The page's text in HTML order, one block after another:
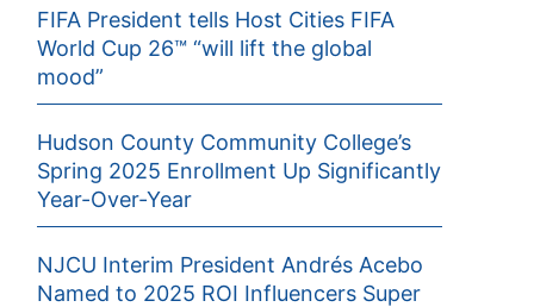
FIFA President tells Host Cities FIFA
World Cup 26™ “will lift the global
mood”
Hudson County Community College’s
Spring 2025 Enrollment Up Significantly
Year-Over-Year
NJCU Interim President Andrés Acebo
Named to 2025 ROI Influencers Super